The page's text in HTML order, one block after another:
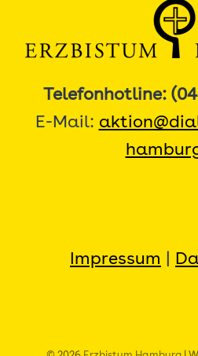
Telefonhotline:
E-Mail:
Impressum